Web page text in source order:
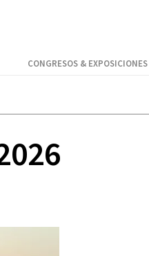
CONGRESOS & EXPOSICIONES